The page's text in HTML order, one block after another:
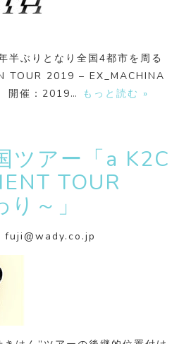
ぶりとなり全国4都市を周る
TOUR 2019 – EX_MACHINA
開催：2019… もっと読む »
ツアー「a K2C
TOUR
～」
fuji@wady.co.jp